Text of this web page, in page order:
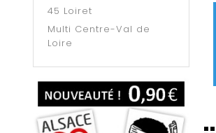
45 Loiret
Multi Centre-Val de
Loire